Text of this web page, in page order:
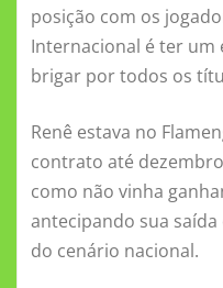
posição com os
Internacional é ter um
brigar por todos os
Renê estava no
contrato até
como não vinha
antecipando sua
do cenário nacional.